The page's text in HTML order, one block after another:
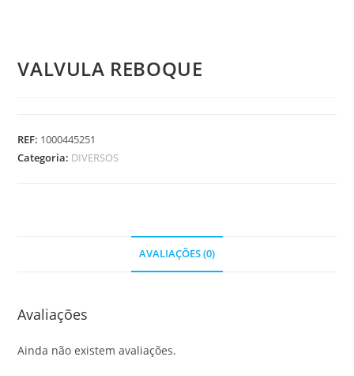
VALVULA REBOQUE
REF: 1000445251
Categoria: DIVERSOS
AVALIAÇÕES (0)
Avaliações
Ainda não existem avaliações.